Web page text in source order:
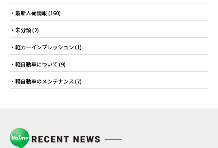
最新入荷情報(160)
未分類(2)
軽カーインプレッション(1)
軽自動車について(9)
軽自動車のメンテナンス(7)